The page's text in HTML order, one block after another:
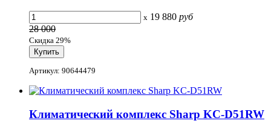
x 19 880 руб
28 000
Скидка 29%
Артикул: 90644479
Климатический комплекс Sharp KC-D51RW